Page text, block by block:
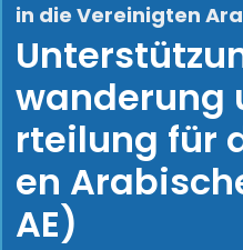
in die Vereinigten
wanderung
rteilung für
en
AE)